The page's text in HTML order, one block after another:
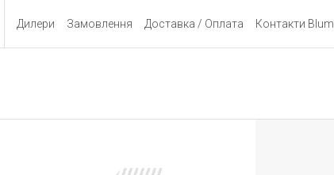
Дилери Замовлення Доставка / Оплата Контакти Blum